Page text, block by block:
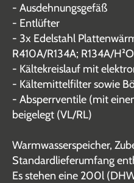
- Ausdehnungsgefäß
- Entlüfter
- 3x Edelstahl
R410A/R134A; R134A/
- Kältekreislauf mit
- Kältemittelfilter sowie
- Absperrventile (mit
beigelegt (VL/RL)
Warmwasserspeicher,
Standardlieferumfang
Es stehen eine 200l